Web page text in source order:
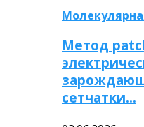
Метод
сетчатки…